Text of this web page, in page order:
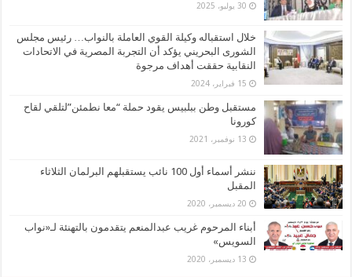
30 يوليو، 2025
خلال استقباله وكيلة القوي العاملة بالنواب… رئيس مجلس
الشورى البحريني يؤكد أن التجربة المصرية في الاتحادات
النقابية حققت أهداف مرجوة
15 فبراير، 2024
مستقبل وطن ببلبيس يقود حملة “معا نطمئن”لتلقي لقاح
كورونا
13 نوفمبر، 2021
ننشر أسماء أول 100 نائب يستقبلهم البرلمان الثلاثاء
المقبل
20 ديسمبر، 2020
أبناء المرحوم غريب عبدالمنعم يتقدمون بالتهنئة لـ«نواب
السويس»
13 ديسمبر، 2020